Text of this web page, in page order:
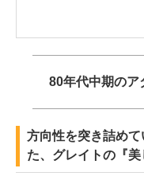
80年代中期のア
方向性を突き詰め
た、グレイトの『美